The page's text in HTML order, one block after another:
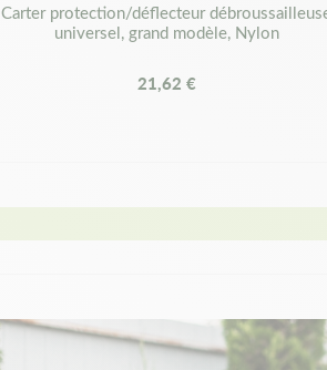
Carter protection/déflecteur
universel, grand modèle, Nylon
21,62 €